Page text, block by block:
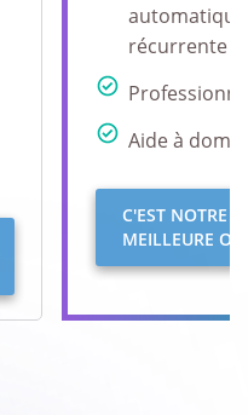
automatique
récurrente
Aide à
C'EST NOTRE
MEILLEURE